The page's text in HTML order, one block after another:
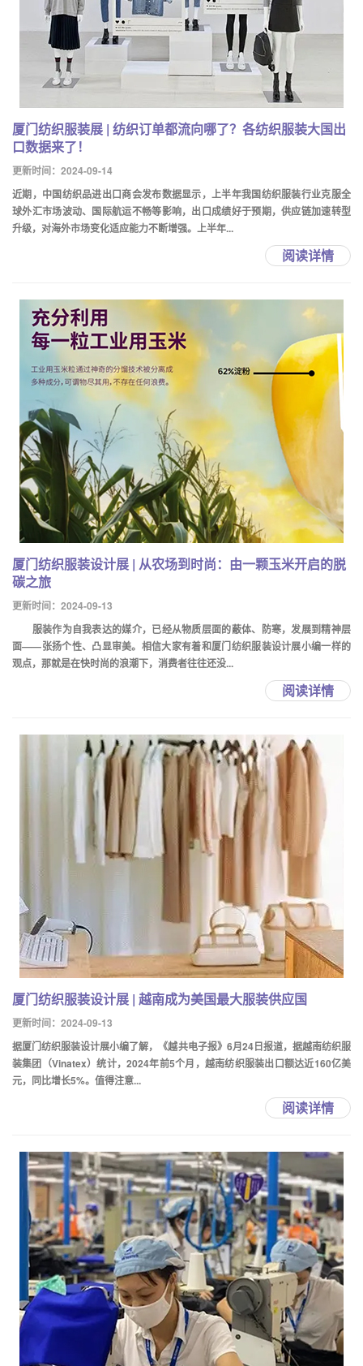
厦门纺织服装展 | 纺织订单都流向哪了？各纺织服装大国出
口数据来了！
更新时间：2024-09-14
近期，中国纺织品进出口商会发布数据显示，上半年我国纺织服装行业克服全
球外汇市场波动、国际航运不畅等影响，出口成绩好于预期，供应链加速转型
升级，对海外市场变化适应能力不断增强。上半年...
阅读详情
厦门纺织服装设计展 | 从农场到时尚：由一颗玉米开启的脱
碳之旅
更新时间：2024-09-13
服装作为自我表达的媒介，已经从物质层面的蔽体、防寒，发展到精神层
面——张扬个性、凸显审美。相信大家有着和厦门纺织服装设计展小编一样的
观点，那就是在快时尚的浪潮下，消费者往往还没...
阅读详情
厦门纺织服装设计展 | 越南成为美国最大服装供应国
更新时间：2024-09-13
据厦门纺织服装设计展小编了解，《越共电子报》6月24日报道，据越南纺织服
装集团（Vinatex）统计，2024年前5个月，越南纺织服装出口额达近160亿美
元，同比增长5%。值得注意...
阅读详情